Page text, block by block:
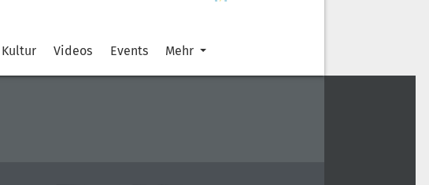
Kultur Videos Events Mehr